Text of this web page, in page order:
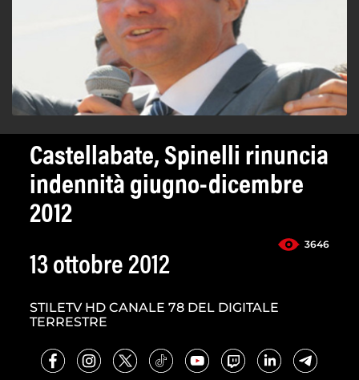
Castellabate, Spinelli rinuncia
indennità giugno-dicembre
2012
3646
13 ottobre 2012
STILETV HD CANALE 78 DEL DIGITALE
TERRESTRE